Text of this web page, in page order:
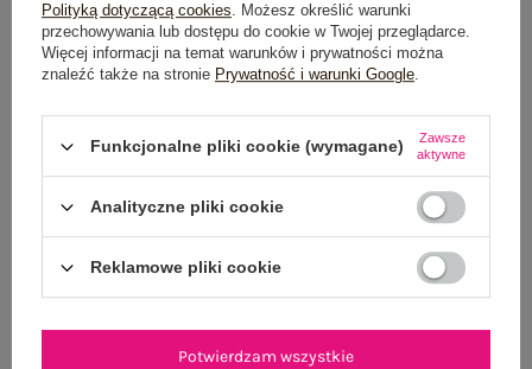
Dostawa od 7,99 zł
Wysyłka wponiedziałek
OPIS PRODUKTU
Polityką dotyczącą cookies. Możesz określić warunki
przechowywania lub dostępu do cookie w Twojej przeglądarce.
Więcej informacji na temat warunków i prywatności można
znaleźć także na stronie Prywatność i warunki Google.
Funkcjonalne pliki cookie (wymagane)
Zawsze
aktywne
Analityczne pliki cookie
Reklamowe pliki cookie
Potwierdzam wszystkie